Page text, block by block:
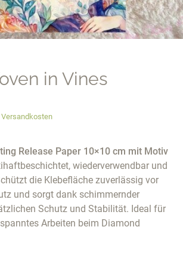
in Vines
Versandkosten
Release Paper 10×10 cm mit Motiv
wiederverwendbar und
die Klebefläche zuverlässig vor
und sorgt dank schimmernder
Schutz und Stabilität. Ideal für
Arbeiten beim Diamond